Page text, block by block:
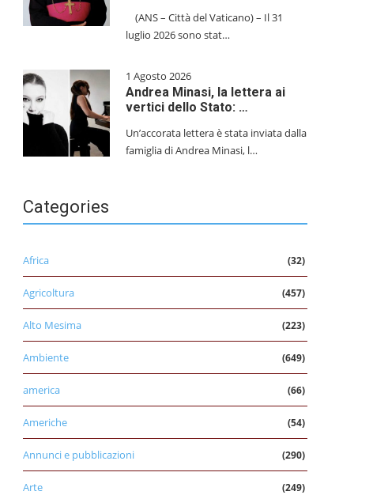
(ANS – Città del Vaticano) – Il 31
luglio 2026 sono stat…
1 Agosto 2026
Andrea Minasi, la lettera ai
vertici dello Stato: …
Un’accorata lettera è stata inviata dalla
famiglia di Andrea Minasi, l…
Categories
Africa (32)
Agricoltura (457)
Alto Mesima (223)
Ambiente (649)
america (66)
Americhe (54)
Annunci e pubblicazioni (290)
Arte (249)